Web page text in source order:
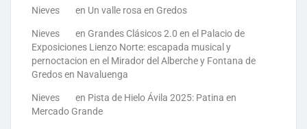
Nieves en Un valle rosa en Gredos
Nieves en Grandes Clásicos 2.0 en el Palacio de
Exposiciones Lienzo Norte: escapada musical y
pernoctacion en el Mirador del Alberche y Fontana de
Gredos en Navaluenga
Nieves en Pista de Hielo Ávila 2025: Patina en
Mercado Grande